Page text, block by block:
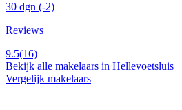
30 dgn (-2)
Reviews
9.5(16)
Bekijk alle makelaars in Hellevoetsluis
Vergelijk makelaars